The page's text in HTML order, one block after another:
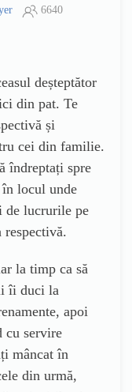
6640
deșteptător
din pat. Te
și
cei din familie.
îndreptați spre
locul unde
de lucrurile pe
la timp ca să
îi duci la
apoi
cu servire
mâncat în
din urmă,